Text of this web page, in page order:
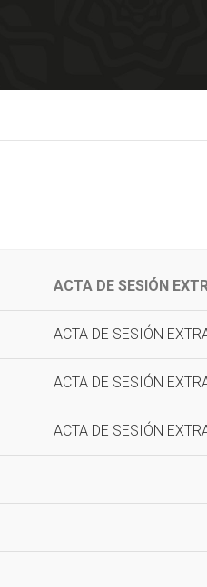
ACTA DE SESIÓN
ACTA DE SESIÓN
ACTA DE SESIÓN
ACTA DE SESIÓN